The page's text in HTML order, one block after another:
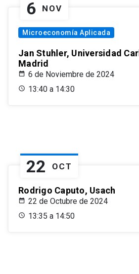
6 NOV
Microeconomía Aplicada
Jan Stuhler, Universidad
Madrid
6 de Noviembre de 2024
13:40 a 14:30
22 OCT
Rodrigo Caputo, Usach
22 de Octubre de 2024
13:35 a 14:50